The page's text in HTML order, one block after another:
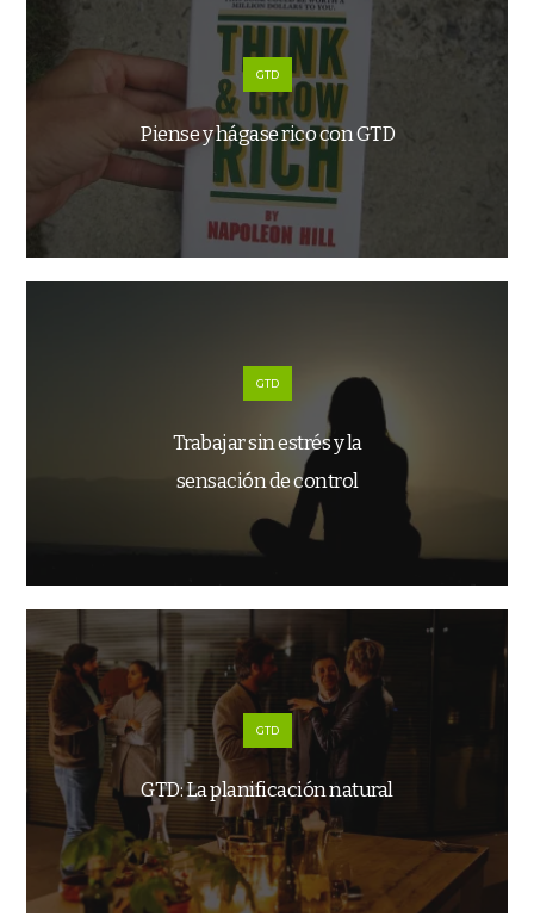
GTD
Piense y hágase rico con GTD
GTD
Trabajar sin estrés y la
sensación de control
GTD
GTD: La planificación natural